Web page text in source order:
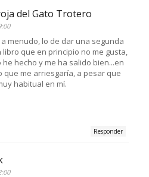
del Gato Trotero
menudo, lo de dar una segunda
que en principio no me gusta,
he hecho y me ha salido bien...en
que me arriesgaría, a pesar que
habitual en mí.
Responder